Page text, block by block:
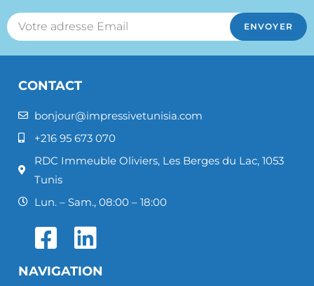
ENVOYER
CONTACT
bonjour@impressivetunisia.com
+216 95 673 070
RDC Immeuble Oliviers, Les Berges du Lac, 1053
Tunis
Lun. – Sam., 08:00 – 18:00
NAVIGATION